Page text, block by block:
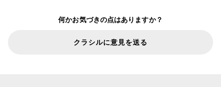
何かお気づきの点はありますか？
クラシルに意見を送る